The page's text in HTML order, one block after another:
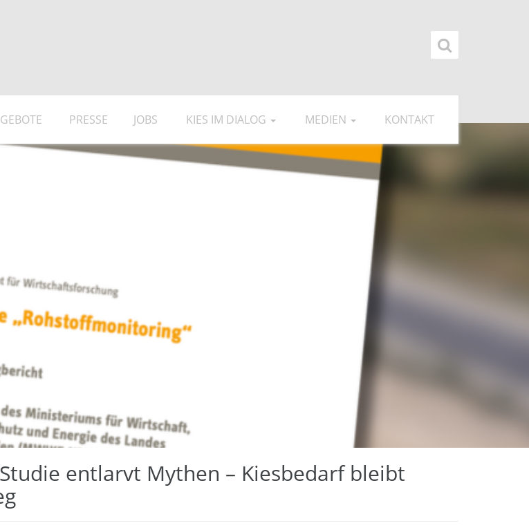
PRESSE JOBS KIES IM DIALOG MEDIEN KONTAKT
entlarvt Mythen – Kiesbedarf bleibt